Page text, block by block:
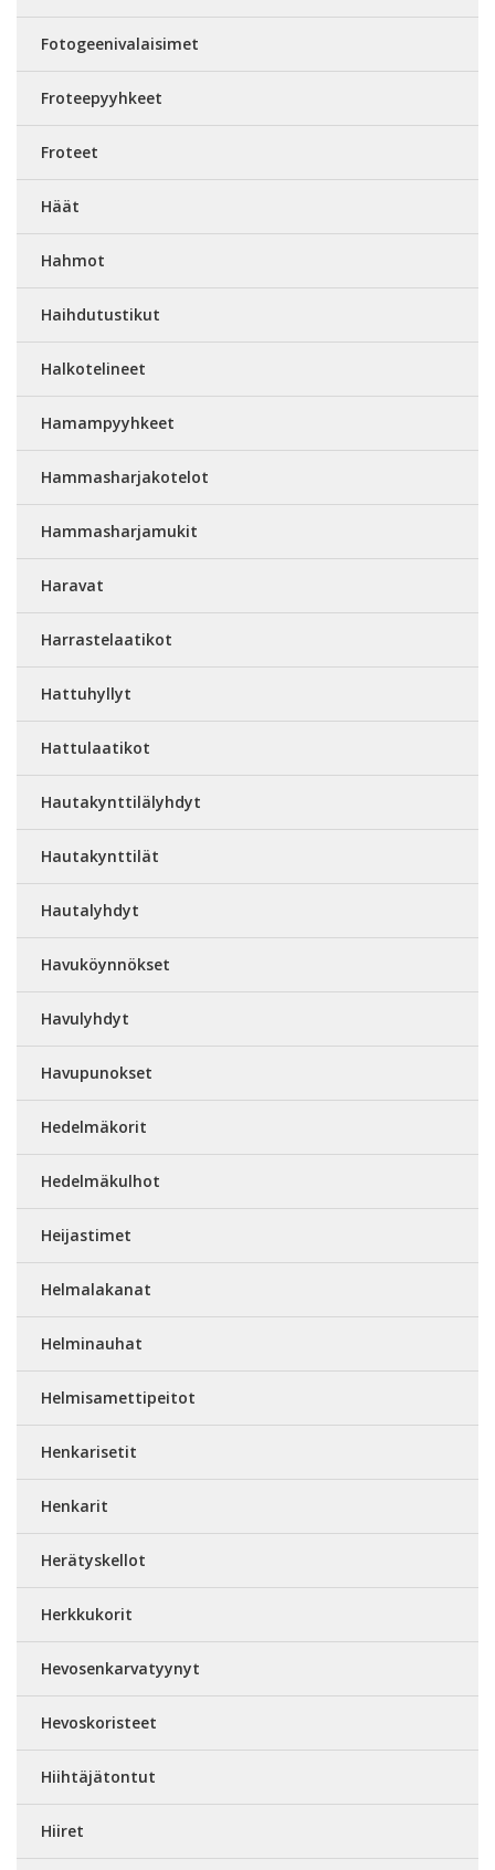
Fotogeenivalaisimet
Froteepyyhkeet
Froteet
Häät
Hahmot
Haihdutustikut
Halkotelineet
Hamampyyhkeet
Hammasharjakotelot
Hammasharjamukit
Haravat
Harrastelaatikot
Hattuhyllyt
Hattulaatikot
Hautakynttilälyhdyt
Hautakynttilät
Hautalyhdyt
Havuköynnökset
Havulyhdyt
Havupunokset
Hedelmäkorit
Hedelmäkulhot
Heijastimet
Helmalakanat
Helminauhat
Helmisamettipeitot
Henkarisetit
Henkarit
Herätyskellot
Herkkukorit
Hevosenkarvatyynyt
Hevoskoristeet
Hiihtäjätontut
Hiiret